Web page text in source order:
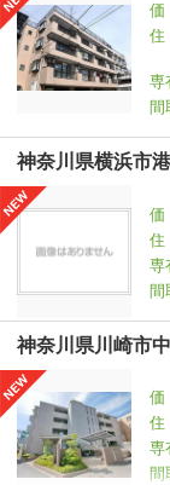
専
間
神奈川県横浜市
専
間
神奈川県川崎市
専
間